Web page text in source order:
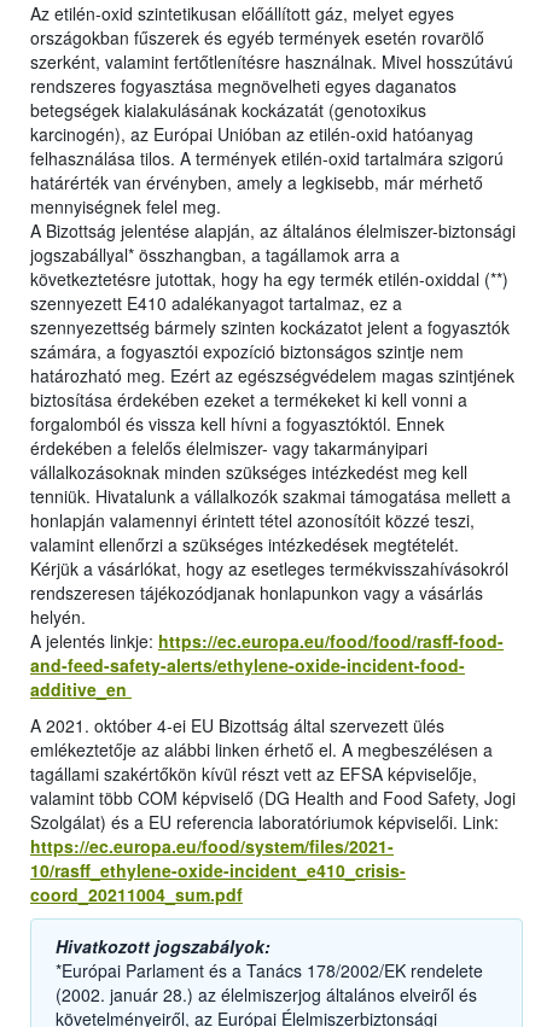
Az etilén-oxid szintetikusan előállított gáz, melyet egyes
országokban fűszerek és egyéb termények esetén rovarölő
szerként, valamint fertőtlenítésre használnak. Mivel hosszútávú
rendszeres fogyasztása megnövelheti egyes daganatos
betegségek kialakulásának kockázatát (genotoxikus
karcinogén), az Európai Unióban az etilén-oxid hatóanyag
felhasználása tilos. A termények etilén-oxid tartalmára szigorú
határérték van érvényben, amely a legkisebb, már mérhető
mennyiségnek felel meg.
A Bizottság jelentése alapján, az általános élelmiszer-biztonsági
jogszabállyal* összhangban, a tagállamok arra a
következtetésre jutottak, hogy ha egy termék etilén-oxiddal (**)
szennyezett E410 adalékanyagot tartalmaz, ez a
szennyezettség bármely szinten kockázatot jelent a fogyasztók
számára, a fogyasztói expozíció biztonságos szintje nem
határozható meg. Ezért az egészségvédelem magas szintjének
biztosítása érdekében ezeket a termékeket ki kell vonni a
forgalomból és vissza kell hívni a fogyasztóktól. Ennek
érdekében a felelős élelmiszer- vagy takarmányipari
vállalkozásoknak minden szükséges intézkedést meg kell
tenniük. Hivatalunk a vállalkozók szakmai támogatása mellett a
honlapján valamennyi érintett tétel azonosítóit közzé teszi,
valamint ellenőrzi a szükséges intézkedések megtételét.
Kérjük a vásárlókat, hogy az esetleges termékvisszahívásokról
rendszeresen tájékozódjanak honlapunkon vagy a vásárlás
helyén.
A jelentés linkje: https://ec.europa.eu/food/food/rasff-food-
and-feed-safety-alerts/ethylene-oxide-incident-food-
additive_en
A 2021. október 4-ei EU Bizottság által szervezett ülés
emlékeztetője az alábbi linken érhető el. A megbeszélésen a
tagállami szakértőkön kívül részt vett az EFSA képviselője,
valamint több COM képviselő (DG Health and Food Safety, Jogi
Szolgálat) és a EU referencia laboratóriumok képviselői. Link:
https://ec.europa.eu/food/system/files/2021-
10/rasff_ethylene-oxide-incident_e410_crisis-
coord_20211004_sum.pdf
Hivatkozott jogszabályok:
*Európai Parlament és a Tanács 178/2002/EK rendelete
(2002. január 28.) az élelmiszerjog általános elveiről és
követelményeiről, az Európai Élelmiszerbiztonsági